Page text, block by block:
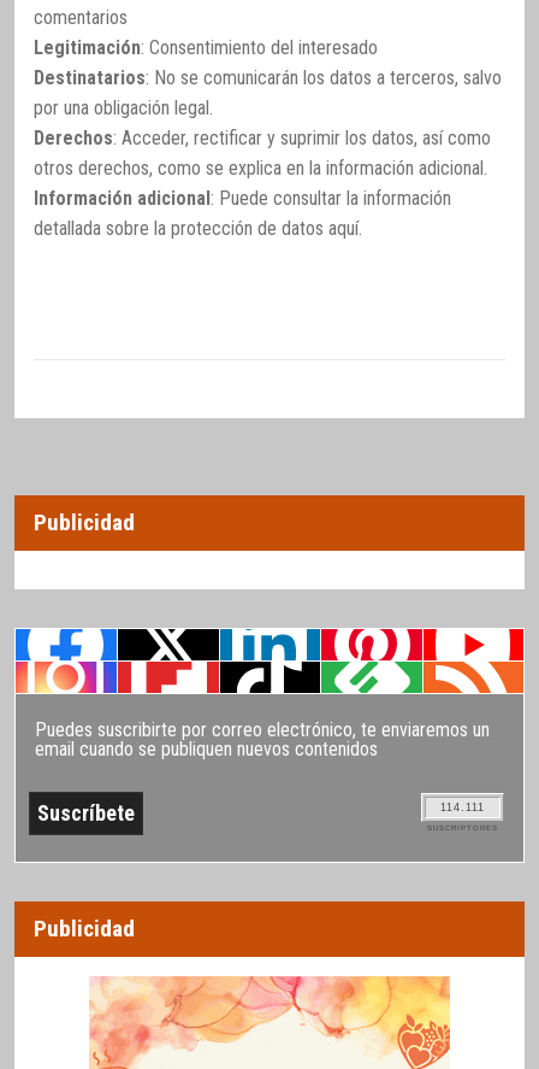
comentarios
Legitimación: Consentimiento del interesado
Destinatarios: No se comunicarán los datos a terceros, salvo
por una obligación legal.
Derechos: Acceder, rectificar y suprimir los datos, así como
otros derechos, como se explica en la información adicional.
Información adicional: Puede consultar la información
detallada sobre la protección de datos aquí.
Publicidad
Puedes suscribirte por correo electrónico, te enviaremos un
email cuando se publiquen nuevos contenidos
114.111
SUSCRIPTORES
Publicidad